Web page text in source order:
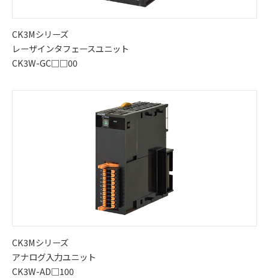
CK3Mシリーズ
レーザインタフェースユニット
CK3W-GC□□00
CK3Mシリーズ
アナログ入力ユニット
CK3W-AD□100